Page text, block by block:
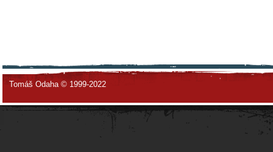
Tomáš Odaha © 1999-2022